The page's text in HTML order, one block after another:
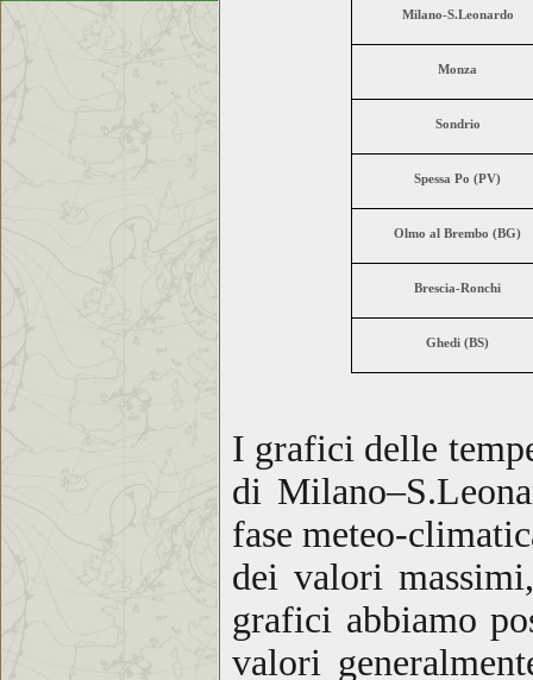
Milano-S.Leonardo
Monza
Sondrio
Spessa Po (PV)
Olmo al Brembo (BG)
Brescia-Ronchi
Ghedi (BS)
I grafici delle
di
fase meteo-
dei valori
grafici abbiamo
valori